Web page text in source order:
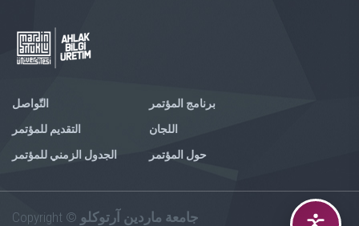
التّواصل
التقديم للمؤتمر
الجدول الزمني للمؤتمر
برنامج المؤتمر
اللجان
حول المؤتمر
Copyright © جامعة ماردين آرتوكلو